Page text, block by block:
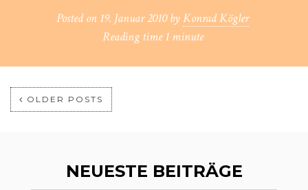
Posted on 19. Januar 2010 byKonrad Kögler
Reading time1 minute
OLDER POSTS
NEUESTE BEITRÄGE